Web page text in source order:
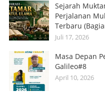
Sejarah
Perjalanan
Terbaru
Juli 17, 2026
Masa Depan
Galileo#8
April 10, 2026